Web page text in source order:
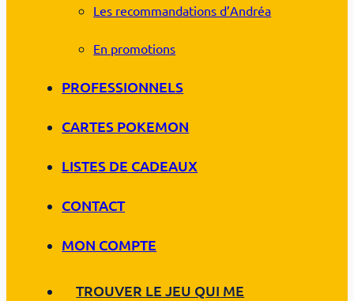
Les recommandations d’Andréa
En promotions
PROFESSIONNELS
CARTES POKEMON
LISTES DE CADEAUX
CONTACT
MON COMPTE
TROUVER LE JEU QUI ME